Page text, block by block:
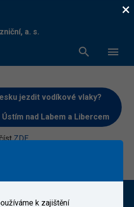
a. s.
jezdit vodíkové vlaky?
nad Labem a Libercem
ZDE
Železniční, a. s. (VUZ)
×
k zajištění